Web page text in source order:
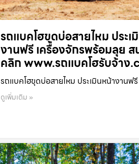
รถแบคโฮขุดบ่อสายไหม ประเ
งานฟรี เครื่องจักรพร้อมลุย ส
คลิก www.รถแบคโฮรับจ้าง
รถแบคโฮขุดบ่อสายไหม ประเมินหน้างานฟรี
ดูเพิ่มเติม »